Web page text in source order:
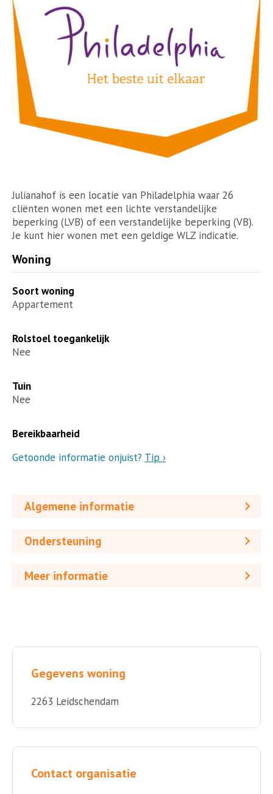
Julianahof is een locatie van Philadelphia waar 26
cliënten wonen met een lichte verstandelijke
beperking (LVB) of een verstandelijke beperking (VB).
Je kunt hier wonen met een geldige WLZ indicatie.
Woning
Soort woning
Appartement
Rolstoel toegankelijk
Nee
Tuin
Nee
Bereikbaarheid
Getoonde informatie onjuist? Tip ›
Algemene informatie
Ondersteuning
Meer informatie
Gegevens woning
2263 Leidschendam
Contact organisatie